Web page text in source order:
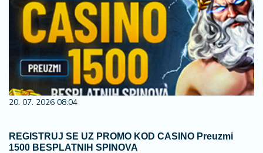
20. 07. 2026 08:04
REGISTRUJ SE UZ PROMO KOD CASINO Preuzmi
1500 BESPLATNIH SPINOVA